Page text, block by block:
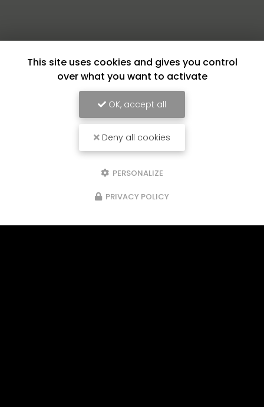
This site uses cookies and gives you control
over what you want to activate
OK, accept all
Deny all cookies
PERSONALIZE
PRIVACY POLICY